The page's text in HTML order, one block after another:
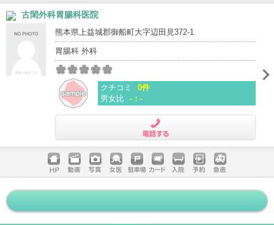
古閑外科胃腸科医院
熊本県上益城郡御船町大字辺田見372-1
胃腸科 外科
クチコミ
0件
男女比 -：-
ホームペ
ージ
動画 写真 女医 駐車場
クレジッ
トカード
入院 予約 急患